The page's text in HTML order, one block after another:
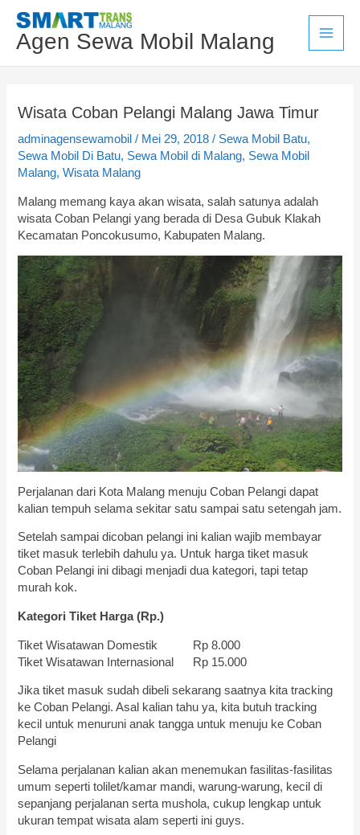
kontenAgen Sewa Mobil Malang
Main
Wisata Coban Pelangi Malang Jawa Timur
adminagensewamobil/ Mei 29, 2018/ Sewa Mobil Batu,
Sewa Mobil Di Batu, Sewa Mobil di Malang, Sewa Mobil
Malang,Wisata Malang
Malang memang kaya akan wisata, salah satunya adalah
wisata Coban Pelangi yang berada di Desa Gubuk Klakah
Kecamatan Poncokusumo, Kabupaten Malang.
Perjalanan dari Kota Malang menuju Coban Pelangi dapat
kalian tempuh selama sekitar satu sampai satu setengah jam.
Setelah sampai dicoban pelangi ini kalian wajib membayar
tiket masuk terlebih dahulu ya. Untuk harga tiket masuk
Coban Pelangi ini dibagi menjadi dua kategori, tapi tetap
murah kok.
Kategori Tiket Harga (Rp.)
Tiket Wisatawan Domestik Rp 8.000
Tiket Wisatawan Internasional Rp 15.000
Jika tiket masuk sudah dibeli sekarang saatnya kita tracking
ke Coban Pelangi. Asal kalian tahu ya, kita butuh tracking
kecil untuk menuruni anak tangga untuk menuju ke Coban
Pelangi
Selama perjalanan kalian akan menemukan fasilitas-fasilitas
umum seperti tolilet/kamar mandi, warung-warung, kecil di
sepanjang perjalanan serta mushola, cukup lengkap untuk
ukuran tempat wisata alam seperti ini guys.
Wisata
Pelangi
Malang
Jawa